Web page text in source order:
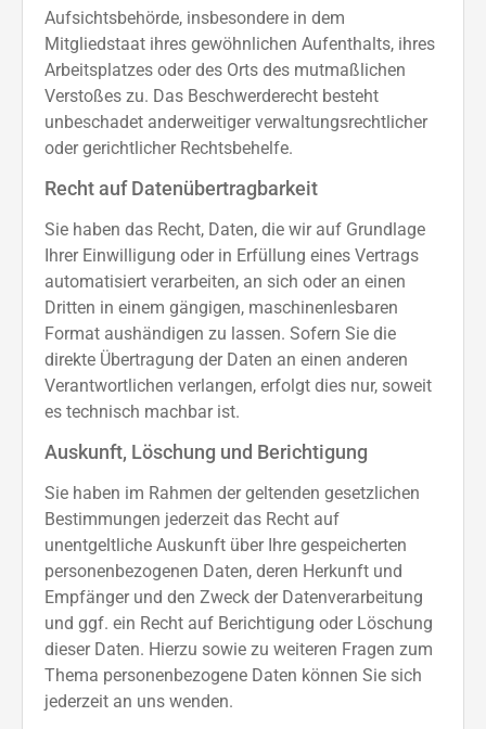
Aufsichtsbehörde, insbesondere in dem
Mitgliedstaat ihres gewöhnlichen Aufenthalts, ihres
Arbeitsplatzes oder des Orts des mutmaßlichen
Verstoßes zu. Das Beschwerderecht besteht
unbeschadet anderweitiger verwaltungsrechtlicher
oder gerichtlicher Rechtsbehelfe.
Recht auf Daten­übertrag­barkeit
Sie haben das Recht, Daten, die wir auf Grundlage
Ihrer Einwilligung oder in Erfüllung eines Vertrags
automatisiert verarbeiten, an sich oder an einen
Dritten in einem gängigen, maschinenlesbaren
Format aushändigen zu lassen. Sofern Sie die
direkte Übertragung der Daten an einen anderen
Verantwortlichen verlangen, erfolgt dies nur, soweit
es technisch machbar ist.
Auskunft, Löschung und Berichtigung
Sie haben im Rahmen der geltenden gesetzlichen
Bestimmungen jederzeit das Recht auf
unentgeltliche Auskunft über Ihre gespeicherten
personenbezogenen Daten, deren Herkunft und
Empfänger und den Zweck der Datenverarbeitung
und ggf. ein Recht auf Berichtigung oder Löschung
dieser Daten. Hierzu sowie zu weiteren Fragen zum
Thema personenbezogene Daten können Sie sich
jederzeit an uns wenden.